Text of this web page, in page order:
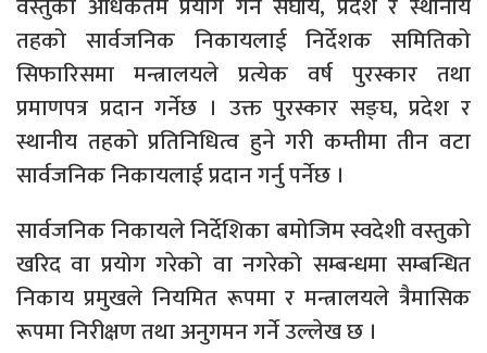
तहको सार्वजनिक निकायलाई निर्देशक समितिको
सिफारिसमा मन्त्रालयले प्रत्येक वर्ष पुरस्कार तथा
प्रमाणपत्र प्रदान गर्नेछ । उक्त पुरस्कार सङ्घ, प्रदेश र
स्थानीय तहको प्रतिनिधित्व हुने गरी कम्तीमा तीन वटा
सार्वजनिक निकायलाई प्रदान गर्नु पर्नेछ ।
सार्वजनिक निकायले निर्देशिका बमोजिम स्वदेशी वस्तुको
खरिद वा प्रयोग गरेको वा नगरेको सम्बन्धमा सम्बन्धित
निकाय प्रमुखले नियमित रूपमा र मन्त्रालयले त्रैमासिक
रूपमा निरीक्षण तथा अनुगमन गर्ने उल्लेख छ ।